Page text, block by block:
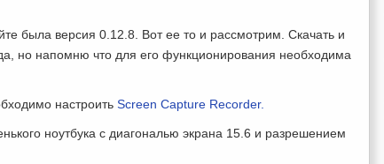
была версия 0.12.8. Вот ее то и рассмотрим. Скачать и
но напомню что для его функционирования необходима
настроить Screen Capture Recorder.
ноутбука с диагональю экрана 15.6 и разрешением